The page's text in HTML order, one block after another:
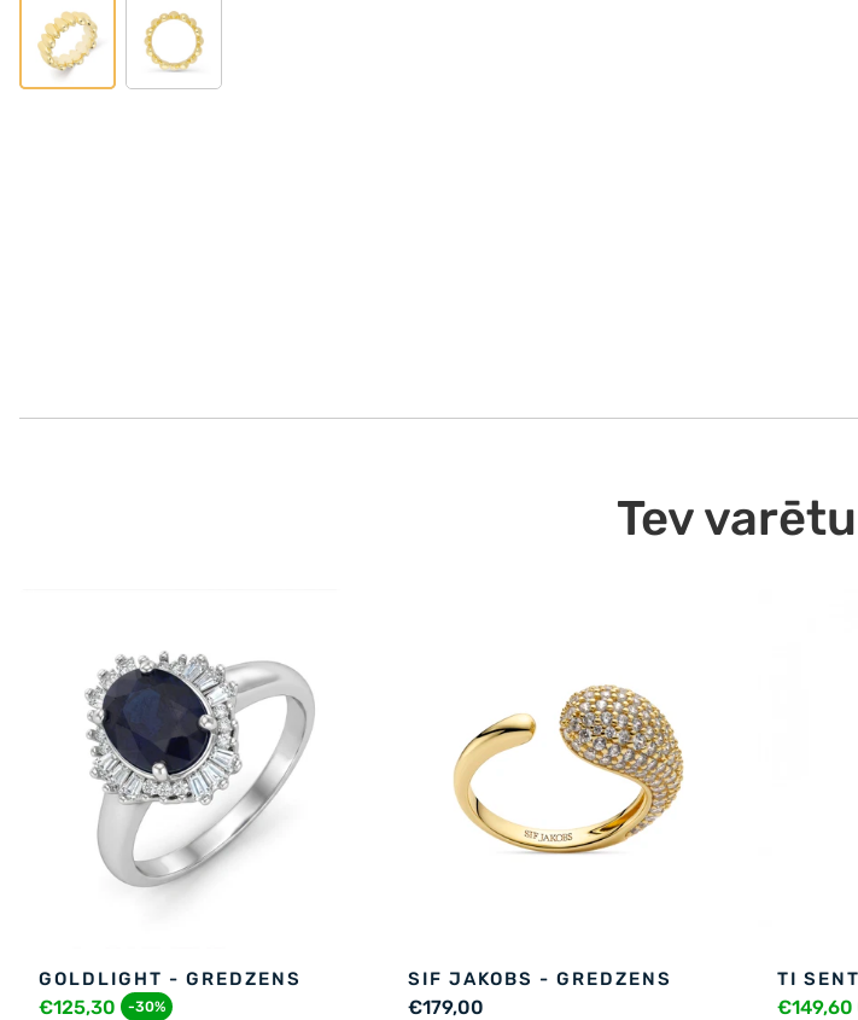
Tev
GOLDLIGHT - GREDZENS
€125,30 -30%
SIF JAKOBS - GREDZENS
€179,00
TI
€149,60